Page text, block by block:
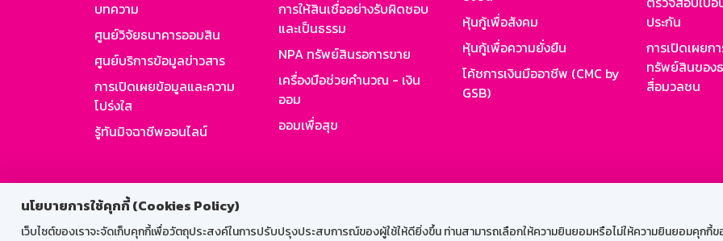
นโยบายการใช้คุกกี้ (Cookies Policy)
เว็บไซต์ของเราจะจัดเก็บคุกกี้เพื่อวัตถุประสงค์ในการปรับปรุงประสบการณ์ของผู้ใช้ให้ดียิ่งขึ้น ท่านสามารถเลือกให้ความยินยอมหรือไม่ให้ความยินยอมคุกกี้ข
บทความ
ศูนย์วิจัยธนาคารออมสิน
ศูนย์บริการข้อมูลข่าวสาร
การเปิดเผยข้อมูลและความ
โปร่งใส
รู้ทันมิจฉาชีพออนไลน์
การให้สินเชื่ออย่างรับผิดชอบ
และเป็นธรรม
NPA ทรัพย์สินรอการขาย
เครื่องมือช่วยคำนวณ - เงิน
ออม
ออมเพื่อสุข
หุ้นกู้เพื่อสังคม
หุ้นกู้เพื่อความยั่งยืน
โค้ชการเงินมืออาชีพ (CMC by
GSB)
ประกัน
การเปิดเผยก
ทรัพย์สินของ
สื่อมวลชน